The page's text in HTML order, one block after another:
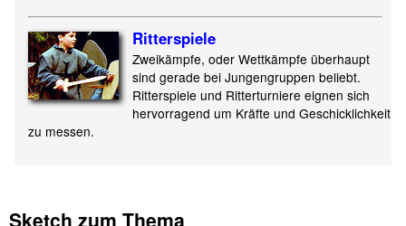
Ritterspiele
Zweikämpfe, oder Wettkämpfe überhaupt
sind gerade bei Jungengruppen beliebt.
Ritterspiele und Ritterturniere eignen sich
hervorragend um Kräfte und Geschicklichkeit
zu messen.
Sketch zum Thema